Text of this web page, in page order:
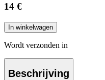
14 €
In winkelwagen
Wordt verzonden in
Beschrijving